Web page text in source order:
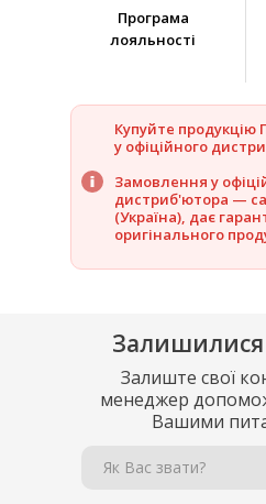
Програма
лояльності
Купуйте продукцію
у офіційного
Замовлення у
дистриб'ютора —
(Україна), дає
оригінального
Залиште свої
менеджер
Вашими
Як Вас звати?